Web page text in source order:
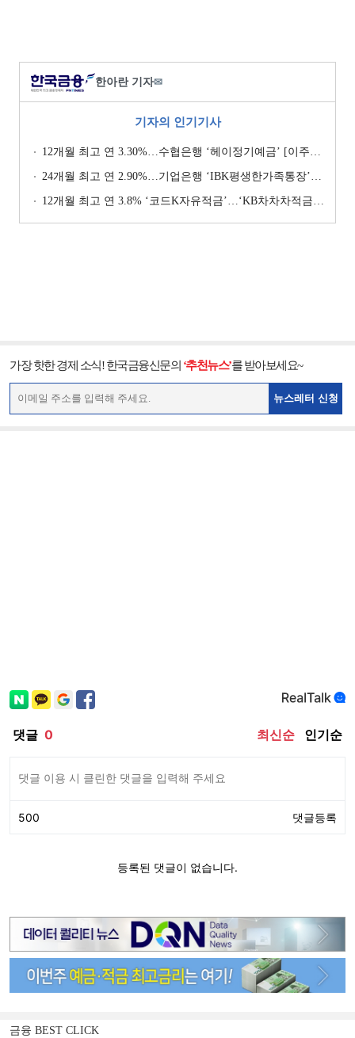
한아란 기자✉
기자의 인기기사
12개월 최고 연 3.30%…수협은행 ‘헤이정기예금’ [이주의 은행 예금금리-1월 2주]
24개월 최고 연 2.90%…기업은행 ‘IBK평생한가족통장’ [이주의 은행 예금금리-1월 2주]
12개월 최고 연 3.8% ‘코드K자유적금’…‘KB차차차적금’ 8% 이자 [이주의 은행 적금금리-1월 2주]
가장 핫한 경제 소식! 한국금융신문의 ‘추천뉴스’를 받아보세요~
뉴스레터 신청
금융 BEST CLICK